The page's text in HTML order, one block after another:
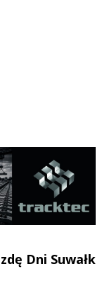
Reddit Share
Dni Suwałk